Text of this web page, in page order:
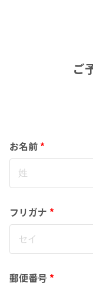
ご
お名前 *
フリガナ *
郵便番号 *